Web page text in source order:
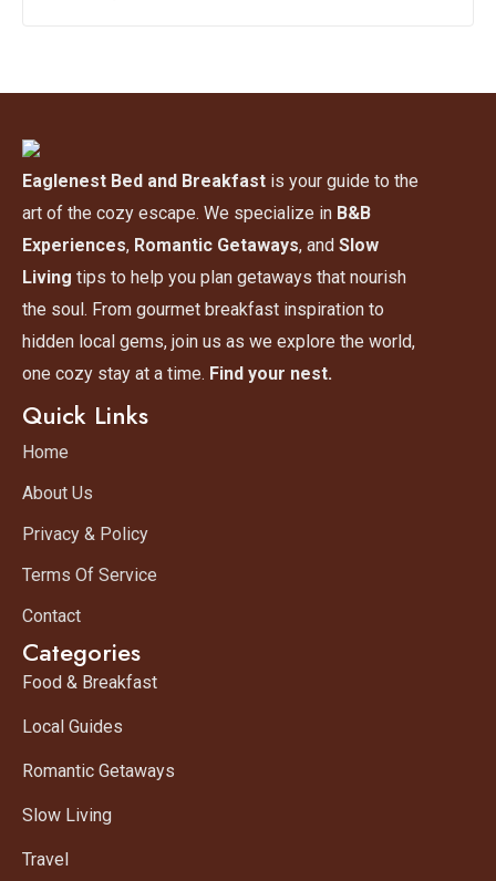
Eaglenest Bed and Breakfast is your guide to the
art of the cozy escape. We specialize in B&B
Experiences, Romantic Getaways, and Slow
Living tips to help you plan getaways that nourish
the soul. From gourmet breakfast inspiration to
hidden local gems, join us as we explore the world,
one cozy stay at a time. Find your nest.
Quick Links
Home
About Us
Privacy & Policy
Terms Of Service
Contact
Categories
Food & Breakfast
Local Guides
Romantic Getaways
Slow Living
Travel